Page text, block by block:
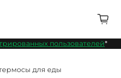
пользователей*
для еды